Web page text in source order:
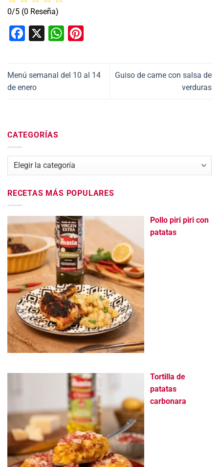
0/5 (0 Reseña)
Facebook
X WhatsApp
Menú semanal del 10 al 14
de enero
Guiso de carne con salsa de
verduras
CATEGORÍAS
Categorías
RECETAS MÁS POPULARES
Pollo piri piri con
patatas
Tortilla de
patatas
carbonara